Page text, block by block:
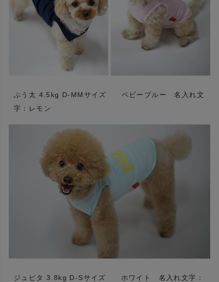
ぷう太 4.5kg D-MMサイズ ベビーブルー 名入れ文
字：レモン
ジュピタ 3.8kg D-Sサイズ ホワイト 名入れ文字：